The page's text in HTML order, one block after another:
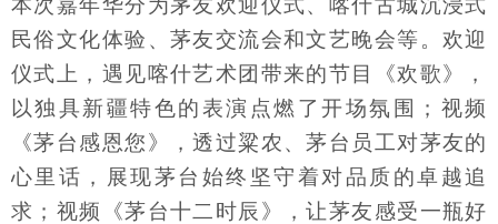
民俗文化体验、茅友交流会和文艺晚会等。欢迎
仪式上，遇见喀什艺术团带来的节目《欢歌》，
以独具新疆特色的表演点燃了开场氛围；视频
《茅台感恩您》，透过粱农、茅台员工对茅友的
心里话，展现茅台始终坚守着对品质的卓越追
求；视频《茅台十二时辰》，让茅友感受一瓶好